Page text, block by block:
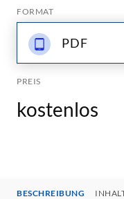
FORMAT
PDF
PREIS
kostenlos
BESCHREIBUNG